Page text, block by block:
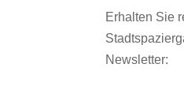
Erhalten Sie
Newsletter: